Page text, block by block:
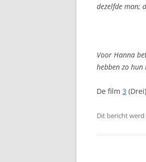
dezelfde man;
Voor Hanna
hebben zo
De film 3
Dit bericht